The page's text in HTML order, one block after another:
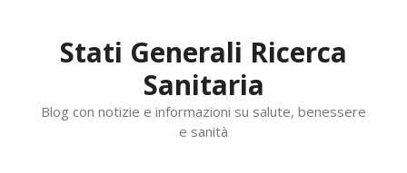
contenutoStati Generali Ricerca
Sanitaria
Blog con notizie e informazioni su salute, benessere
e sanità